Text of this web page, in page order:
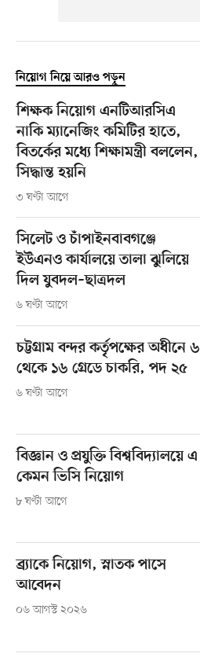
নিয়োগ নিয়ে আরও পড়ুন
শিক্ষক নিয়োগ এনটিআরসিএ
নাকি ম্যানেজিং কমিটির হাতে,
বিতর্কের মধ্যে শিক্ষামন্ত্রী বললেন,
সিদ্ধান্ত হয়নি
৩ ঘণ্টা আগে
সিলেট ও চাঁপাইনবাবগঞ্জে
ইউএনও কার্যালয়ে তালা ঝুলিয়ে
দিল যুবদল–ছাত্রদল
৬ ঘণ্টা আগে
চট্টগ্রাম বন্দর কর্তৃপক্ষের অধীনে ৬
থেকে ১৬ গ্রেডে চাকরি, পদ ২৫
৬ ঘণ্টা আগে
বিজ্ঞান ও প্রযুক্তি বিশ্ববিদ্যালয়ে এ
কেমন ভিসি নিয়োগ
৮ ঘণ্টা আগে
ব্র্যাকে নিয়োগ, স্নাতক পাসে
আবেদন
০৬ আগস্ট ২০২৬